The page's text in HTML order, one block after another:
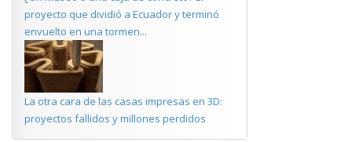
proyecto que dividió a Ecuador y terminó
envuelto en una tormen...
La otra cara de las casas impresas en 3D:
proyectos fallidos y millones perdidos